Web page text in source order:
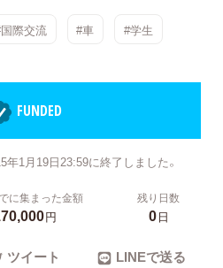
際交流 #車 #学生
FUNDED
年1月19日23:59に終了しました。
に集まった金額
円
残り日数
0日
ツイート LINEで送る